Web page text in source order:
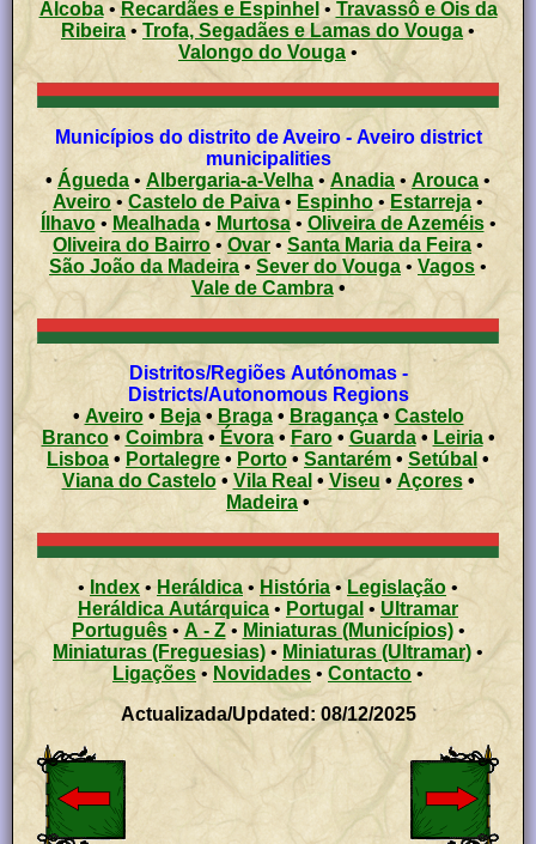
Alcoba•Recardães e Espinhel • Travassô e Óis da
Ribeira •Trofa, Segadães e Lamas do Vouga•
Valongo do Vouga •
Municípios do distrito de Aveiro - Aveiro district
municipalities
• Águeda • Albergaria-a-Velha •Anadia • Arouca •
Aveiro • Castelo de Paiva• Espinho • Estarreja •
Ílhavo• Mealhada• Murtosa• Oliveira de Azeméis•
Oliveira do Bairro • Ovar • Santa Maria da Feira •
São João da Madeira • Sever do Vouga • Vagos •
Vale de Cambra •
Distritos/Regiões Autónomas -
Districts/Autonomous Regions
• Aveiro• Beja• Braga• Bragança• Castelo
Branco•Coimbra• Évora• Faro• Guarda• Leiria•
Lisboa • Portalegre • Porto• Santarém • Setúbal•
Viana do Castelo• Vila Real •Viseu• Açores•
Madeira•
• Index •Heráldica • História•Legislação •
Heráldica Autárquica • Portugal • Ultramar
Português• A - Z• Miniaturas (Municípios)•
Miniaturas (Freguesias) • Miniaturas (Ultramar) •
Ligações • Novidades • Contacto •
Actualizada/Updated: 08/12/2025